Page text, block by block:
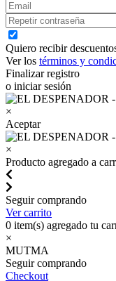
Quiero recibir
Ver los términos y
Finalizar registro
o iniciar sesión
×
Aceptar
×
Producto agregado a
Seguir comprando
Ver carrito
0 item(s) agregado tu
×
MUTMA
Seguir comprando
Checkout